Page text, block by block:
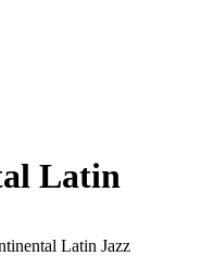
Latin
Latin Jazz